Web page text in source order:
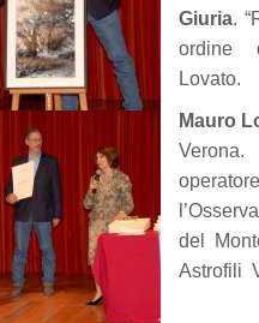
Giuria.
ordine
Lovato.
Mauro
del
Astrofili